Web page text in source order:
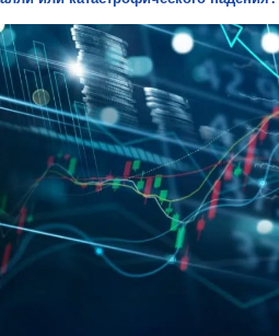
баланса биржи в хеше при
иначе, если бы это были 12 000 000
баланс и повысить ликвидность, то